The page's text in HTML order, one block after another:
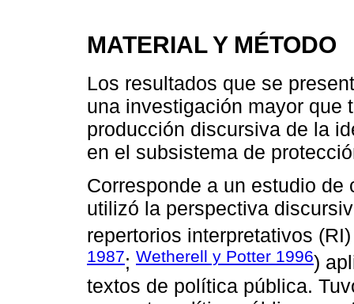
MATERIAL Y MÉTODO
Los resultados que se
una investigación mayor que
producción discursiva de la
en el subsistema de
Corresponde a un estudio
utilizó la perspectiva
repertorios interpretativos
1987; Wetherell y Potter 1996)
textos de política pública.